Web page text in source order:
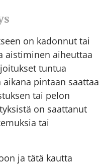
on kadonnut tai
aistiminen aiheuttaa
tuntua
pintaan saattaa
tai pelon
on saattanut
tai
ja tätä kautta